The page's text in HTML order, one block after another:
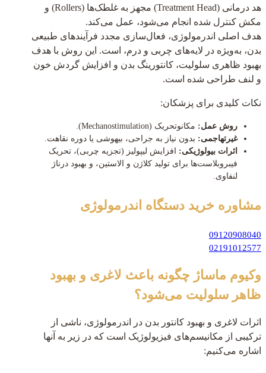
هد درمانی (Treatment Head) مجهز به غلطک‌ها (Rollers) و
مکش کنترل شده انجام می‌شود، عمل می‌کند.
هدف اصلی اندرمولوژی، فعال‌سازی مجدد فرآیندهای طبیعی
بدن، به‌ویژه در لایه‌های چربی و درم، است. این روش با هدف
بهبود ظاهری سلولیت، کانتورینگ بدن و افزایش گردش خون
و لنف طراحی شده است.
نکات کلیدی برای پزشکان:
روش عمل: مکانوتحریک (Mechanostimulation).
غیرتهاجمی: بدون نیاز به جراحی، بیهوشی یا دوره نقاهت.
اثرات بیولوژیکی: افزایش لیپولیز (تجزیه چربی)، تحریک
فیبروبلاست‌ها برای تولید کلاژن و الاستین، و بهبود درناژ
لنفاوی.
مشاوره خرید دستگاه اندرمولوژی
09120908040
02191012577
وکیوم ماساژ چگونه باعث لاغری و بهبود
ظاهر سلولیت می‌شود؟
اثرات لاغری و بهبود کانتور بدن در اندرمولوژی، ناشی از
ترکیبی از مکانیسم‌های فیزیولوژیک است که در زیر به آنها
اشاره می‌کنیم: